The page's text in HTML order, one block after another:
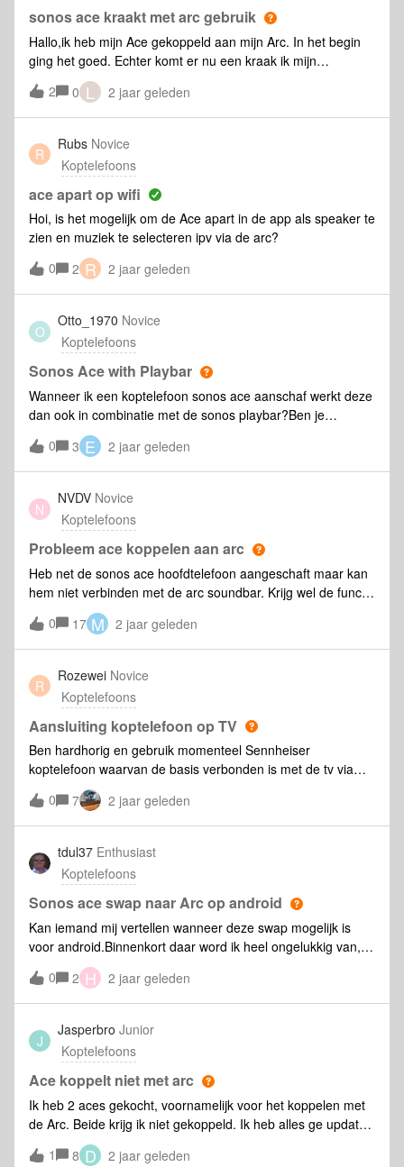
sonos ace kraakt met arc gebruik
Hallo,ik heb mijn Ace gekoppeld aan mijn Arc. In het begin
ging het goed. Echter komt er nu een kraak ik mijn
rechteroor wanneer ik de koptelefoon beweeg. Met name
wanneer ik hem recht voor de televisie postioneer. Wanneer
ik hem dan iets schuiner zet gaat het weg. is hier een
oplossing voor, of ligt het aan mijn product.
2 0 L 2 jaar geleden
R
Rubs Novice
Koptelefoons
ace apart op wifi
Hoi, is het mogelijk om de Ace apart in de app als speaker te
zien en muziek te selecteren ipv via de arc?
0
2 R 2 jaar geleden
O
Otto_1970 Novice
Koptelefoons
Sonos Ace with Playbar
Wanneer ik een koptelefoon sonos ace aanschaf werkt deze
dan ook in combinatie met de sonos playbar?Ben je
verplicht een telefoon te hebben met snap dragon om
muziek af luisteren via je phone met ace?
0 3 E 2 jaar geleden
N
NVDV Novice
Koptelefoons
Probleem ace koppelen aan arc
Heb net de sonos ace hoofdtelefoon aangeschaft maar kan
hem niet verbinden met de arc soundbar. Krijg wel de functie
"tv geluid overschakelen toevoegen" te zien in de app maar
blijkbaar werkt deze functie (nog?) niet. Ook de "meer info"
functie wordt niet geopend wanneer je hierop drukt.Maw ik
kan voorlopig geen tv geluid beluisteren via de
hoofdtelefoon en dit is eigenlijk het hoofddoel waarom ik
hem heb aangeschaft.Iemand gelijke ervaringen en/of
oplossing ?
0 17 M 2 jaar geleden
R
Rozewei Novice
Koptelefoons
Aansluiting koptelefoon op TV
Ben hardhorig en gebruik momenteel Sennheiser
koptelefoon waarvan de basis verbonden is met de tv via
een optische kabel. De basis is middels bluetooth verbonden
met de koptelefoon. Op deze manier kan mijn omgeving de
TV beluisteren op een normaal geluidsniveau. Die
Sennheiser loopt op zijn laatste benen en moet eerlang
vervangen worden. Eventueel met Sonos koptelefoon.
Heeft die een acieve basis waardoor je de koptelefoon kan
opladen én, belangrijk, een verbinding met de TV waardoor
ik individueel het geluid kan volgen zonder dat dit loeihard
staat voor mijn omgeving????
0 7 2 jaar geleden
tdul37 Enthusiast
Koptelefoons
Sonos ace swap naar Arc op android
Kan iemand mij vertellen wanneer deze swap mogelijk is
voor android.Binnenkort daar word ik heel ongelukkig van,
heb 3 jaar moeten wachten met de opmerking binnenkort
komt er een koptelefoon.
0 2 H 2 jaar geleden
J
Jasperbro Junior
Koptelefoons
Ace koppelt niet met arc
Ik heb 2 aces gekocht, voornamelijk voor het koppelen met
de Arc. Beide krijg ik niet gekoppeld. Ik heb alles ge update
en gebruik iPhone. De arc is in een home theater setting
met era300 en sub gen2. Hij probeert verbinding te maken
1 8 D 2 jaar geleden